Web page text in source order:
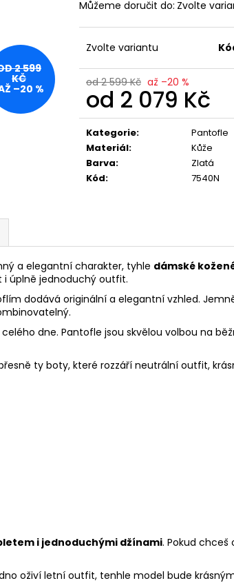
Můžeme doručit do: Zvolte
Zvolte variantu
od 2 599 Kč až –20 %
od 2 079 Kč
Měrná
cena:
Kategorie:
Pantofle
Materiál:
Kůže
Barva:
Zlatá
Kód: 7540N
2 599
KČ
–20 %
a elegantní charakter, tyhle dámské
i úplně jednoduchý outfit.
dodává originální a elegantní vzhled.
dne. Pantofle jsou skvělou volbou na
ty boty, které rozzáří neutrální outfit,
i jednoduchými džínami. Pokud
oživí letní outfit, tenhle model bude
KABELKA NA TMAVĚ HNĚDÁ